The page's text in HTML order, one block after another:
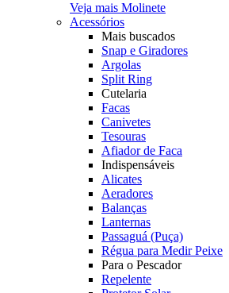
Veja mais Molinete
Acessórios
Mais buscados
Snap e Giradores
Argolas
Split Ring
Cutelaria
Facas
Canivetes
Tesouras
Afiador de Faca
Indispensáveis
Alicates
Aeradores
Balanças
Lanternas
Passaguá (Puça)
Régua para Medir Peixe
Para o Pescador
Repelente